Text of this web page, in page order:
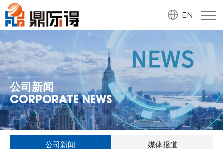
EN
公司新闻
CORPORATE NEWS
公司新闻 媒体报道